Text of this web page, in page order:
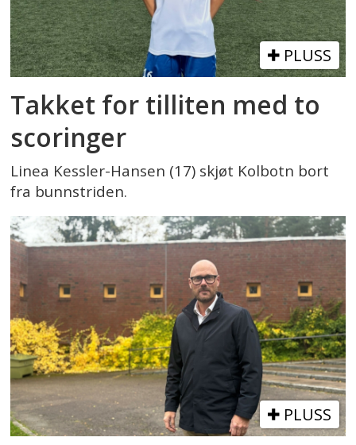
PLUSS
Takket for tilliten med to
scoringer
Linea Kessler-Hansen (17) skjøt Kolbotn bort
fra bunnstriden.
PLUSS